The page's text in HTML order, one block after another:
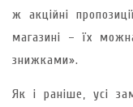
ж акційні
магазині – їх
знижками».
Як і раніше, усі